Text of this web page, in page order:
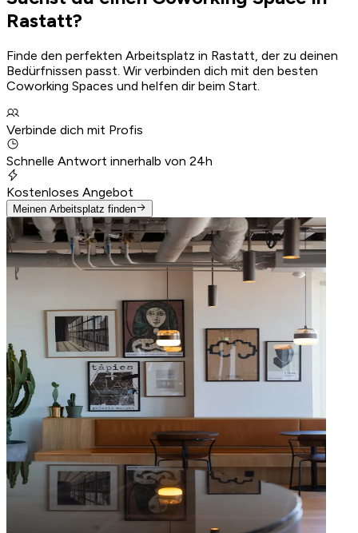
Rastatt?
Finde den perfekten Arbeitsplatz in Rastatt, der zu deinen
Bedürfnissen passt. Wir verbinden dich mit den besten
Coworking Spaces und helfen dir beim Start.
Verbinde dich mit Profis
Schnelle Antwort innerhalb von 24h
Kostenloses Angebot
Meinen Arbeitsplatz finden